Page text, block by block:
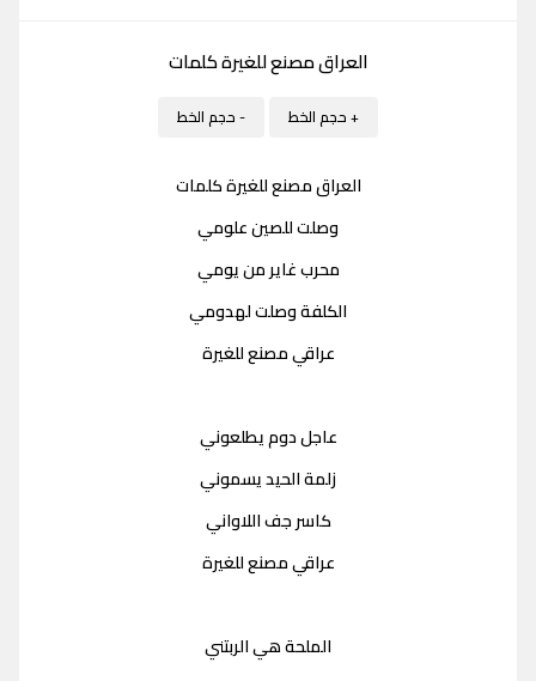
العراق مصنع للغيرة كلمات
+ حجم الخط - حجم الخط
العراق مصنع للغيرة كلمات
وصلت للصين علومي
محرب غاير من يومي
الكلفة وصلت لهدومي
عراقي مصنع للغيرة
عاجل دوم يطلعوني
زلمة الحيد يسموني
كاسر جف اللاواني
عراقي مصنع للغيرة
الملحة هي الربتني